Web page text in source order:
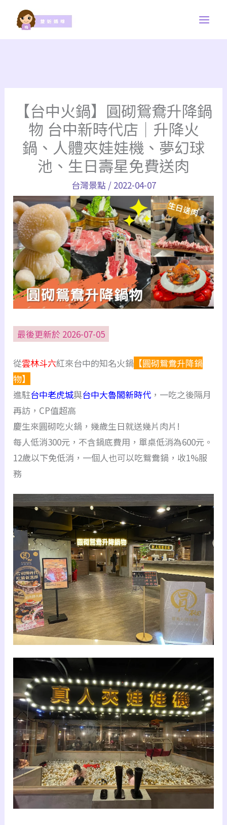
【台中火鍋】圓砌鴛鴦升降鍋
物 台中新時代店｜升降火
鍋、人體夾娃娃機、夢幻球
池、生日壽星免費送肉
台灣景點/ 2022-04-07
最後更新於 2026-07-05
從雲林斗六紅來台中的知名火鍋 【圓砌鴛鴦升降鍋
物】
進駐台中老虎城與台中大魯閣新時代 ，一吃之後隔月
再訪，CP值超高
慶生來圓砌吃火鍋，幾歲生日就送幾片肉片!
每人低消300元，不含鍋底費用，單桌低消為600元。
12歲以下免低消，一個人也可以吃鴛鴦鍋，收1%服
務